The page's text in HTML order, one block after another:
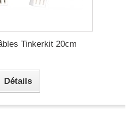
Tinkerkit 20cm
Détails